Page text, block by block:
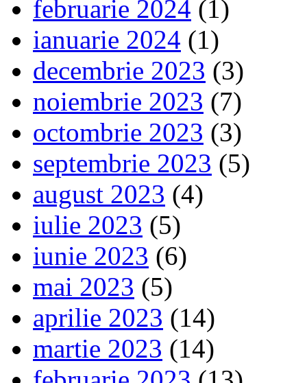
februarie 2024 (1)
ianuarie 2024 (1)
decembrie 2023 (3)
noiembrie 2023 (7)
octombrie 2023 (3)
septembrie 2023 (5)
august 2023 (4)
iulie 2023 (5)
iunie 2023 (6)
mai 2023 (5)
aprilie 2023 (14)
martie 2023 (14)